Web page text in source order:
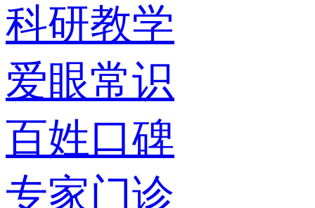
科研教学
爱眼常识
百姓口碑
专家门诊